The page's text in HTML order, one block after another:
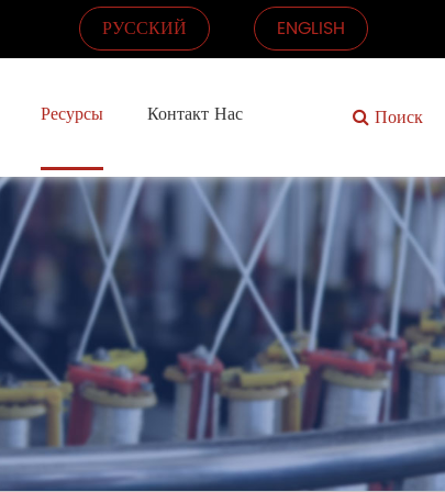
ENGLISH
РУССКИЙ
Ресурсы Контакт Нас Поиск